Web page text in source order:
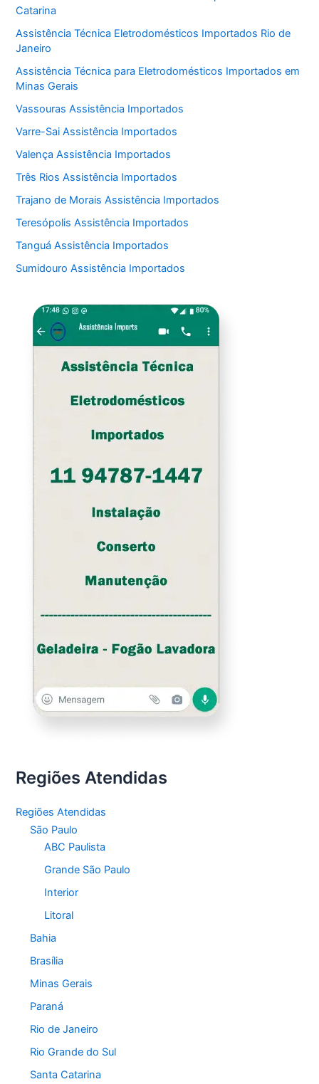
Catarina
Assistência Técnica Eletrodomésticos Importados Rio de
Janeiro
Assistência Técnica para Eletrodomésticos Importados em
Minas Gerais
Vassouras Assistência Importados
Varre-Sai Assistência Importados
Valença Assistência Importados
Três Rios Assistência Importados
Trajano de Morais Assistência Importados
Teresópolis Assistência Importados
Tanguá Assistência Importados
Sumidouro Assistência Importados
Regiões Atendidas
Regiões Atendidas
São Paulo
ABC Paulista
Grande São Paulo
Interior
Litoral
Bahia
Brasília
Minas Gerais
Paraná
Rio de Janeiro
Rio Grande do Sul
Santa Catarina